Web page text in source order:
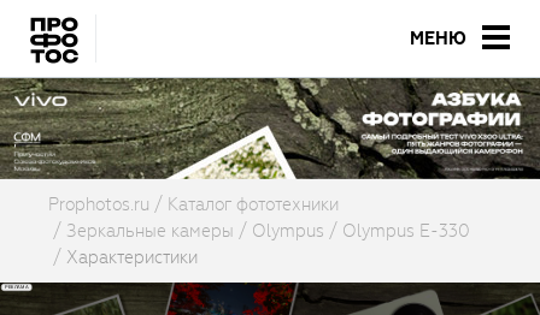
МЕНЮ
Prophotos.ru
Каталог фототехники
Зеркальные камеры
Olympus
Olympus E-330
Характеристики